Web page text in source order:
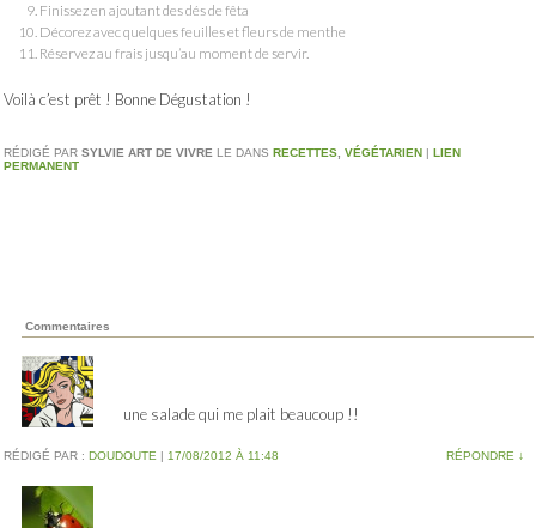
Finissez en ajoutant des dés de fêta
Décorez avec quelques feuilles et fleurs de menthe
Réservez au frais jusqu’au moment de servir.
Voilà c’est prêt ! Bonne Dégustation !
RÉDIGÉ PAR SYLVIE ART DE VIVRE LE DANS RECETTES VÉGÉTARIEN | LIEN
PERMANENT
Commentaires
une salade qui me plait beaucoup !!
RÉDIGÉ PAR : DOUDOUTE | 17/08/2012 À 11:48 RÉPONDRE ↓